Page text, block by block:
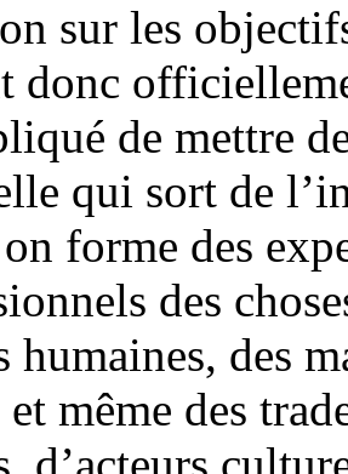
sur les
donc
de mettre
qui sort de
forme des
des
humaines, des
même des
d’acteurs